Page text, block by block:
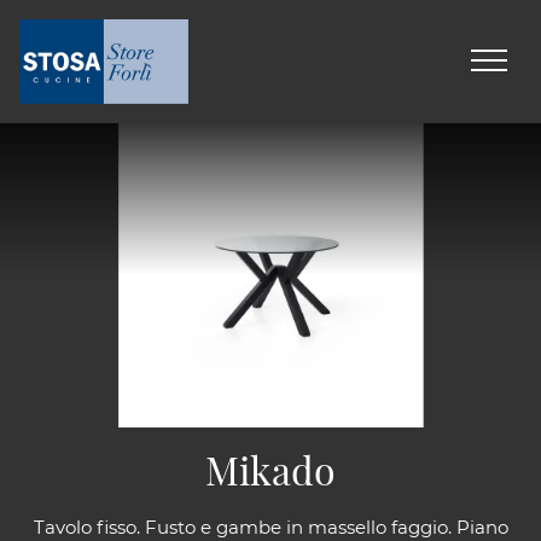
Tavolo fisso. Fusto e gambe in massello faggio. Piano
Mikado